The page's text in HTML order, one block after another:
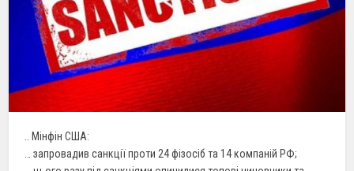
.. Мінфін США:
… запровадив санкції проти 24 фізосіб та 14 компаній РФ;